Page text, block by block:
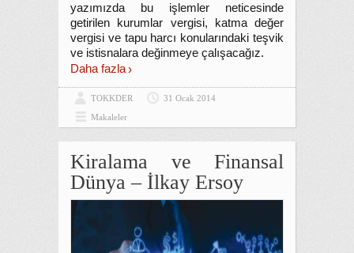
yazımızda bu işlemler neticesinde
getirilen kurumlar vergisi, katma değer
vergisi ve tapu harcı konularındaki teşvik
ve istisnalara değinmeye çalışacağız.
Daha fazla
TOKKDER
31 Ocak 2014
Makaleler
Kiralama ve Finansal
Dünya – İlkay Ersoy